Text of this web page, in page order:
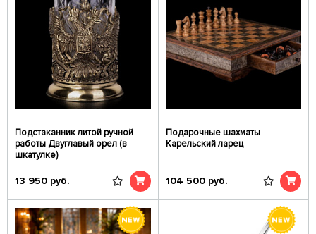
Подстаканник литой ручной
работы Двуглавый орел (в
шкатулке)
13 950 руб.
Подарочные шахматы
Карельский ларец
104 500 руб.